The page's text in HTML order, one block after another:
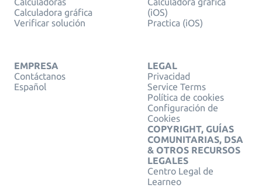
Calculadora gráfica
Verificar solución
(iOS)
Practica (iOS)
EMPRESA
Contáctanos
Español
LEGAL
Privacidad
Service Terms
Política de cookies
Configuración de
Cookies
COPYRIGHT, GUÍAS
COMUNITARIAS, DSA
& OTROS RECURSOS
LEGALES
Centro Legal de
Learneo